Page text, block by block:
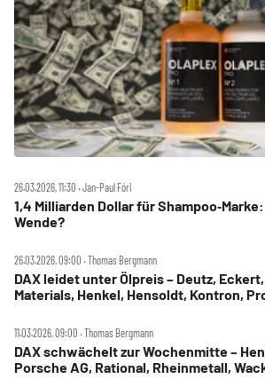
26.03.2026, 11:30 ‧ Jan-Paul Fóri
1,4 Milliarden Dollar für
Wende?
26.03.2026, 09:00 ‧ Thomas Bergmann
DAX leidet unter Ölpreis – Deutz,
Materials, Henkel, Hensoldt, Kontron,
11.03.2026, 09:00 ‧ Thomas Bergmann
DAX schwächelt zur Wochenmitte –
Porsche AG, Rational, Rheinmetall,